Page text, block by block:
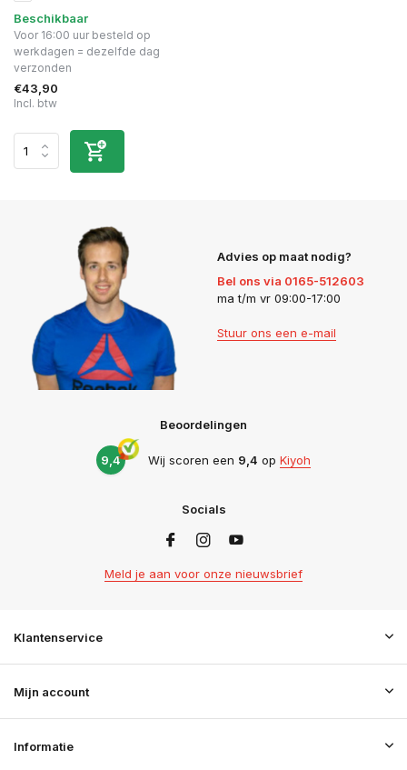
Beschikbaar
Voor 16:00 uur besteld op
werkdagen = dezelfde dag
verzonden
€43,90
Incl. btw
Advies op maat nodig?
Bel ons via 0165-512603
ma t/m vr 09:00-17:00
Stuur ons een e-mail
Beoordelingen
9,4 Wij scoren een 9,4 op Kiyoh
Socials
Meld je aan voor onze nieuwsbrief
Klantenservice
Mijn account
Informatie